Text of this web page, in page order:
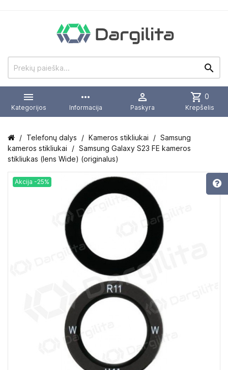


Kategorijos
more_horiz
Informacija

Paskyra
shopping_cart 0
Krepšelis
Telefonų dalys Kameros stikliukai
Samsung
kameros stikliukai
Samsung Galaxy S23 FE kameros
stikliukas (lens Wide) (originalus)
Akcija -25%